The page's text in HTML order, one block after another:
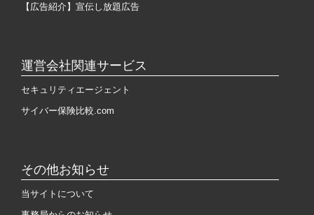
【広告紹介】宣伝し放題広告
運営会社関連サービス
セキュリティエージェント
サイバー保険比較.com
その他お知らせ
当サイトについて